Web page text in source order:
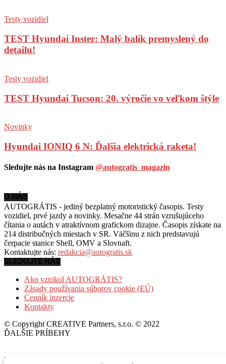
Testy vozidiel
TEST Hyundai Inster: Malý balík premyslený do
detailu!
Testy vozidiel
TEST Hyundai Tucson: 20. výročie vo veľkom štýle
Novinky
Hyundai IONIQ 6 N: Ďalšia elektrická raketa!
Sledujte nás na Instagram @autogratis_magazin
O NÁS
AUTOGRÁTIS - jediný bezplatný motoristický časopis. Testy
vozidiel, prvé jazdy a novinky. Mesačne 44 strán vzrušujúceho
čítania o autách v atraktívnom grafickom dizajne. Časopis získate na
214 distribučných miestach v SR. Väčšinu z nich predstavujú
čerpacie stanice Shell, OMV a Slovnaft.
Kontaktujte nás: redakcia@autogratis.sk
SLEDUJTE NÁS
Ako vznikol AUTOGRÁTIS?
Zásady používania súborov cookie (EÚ)
Cenník inzercie
Kontakty
© Copyright CREATIVE Partners, s.r.o. © 2022
ĎALŠIE PRÍBEHY
Volkswagen Golf a T-Roc: Nový full hybrid!